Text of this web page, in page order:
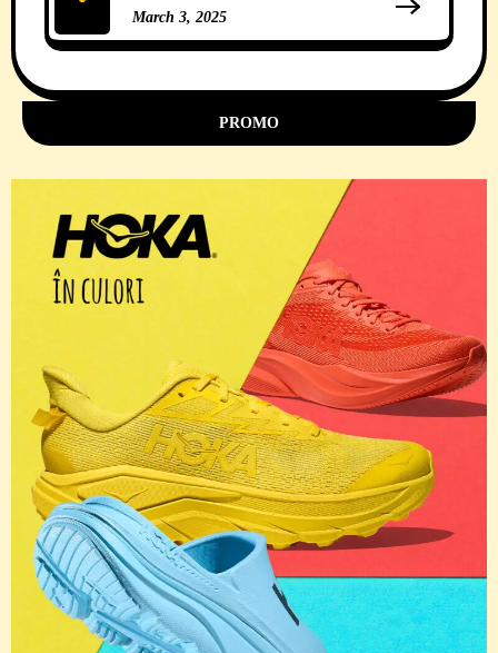
March 3, 2025
11 Comments
PROMO